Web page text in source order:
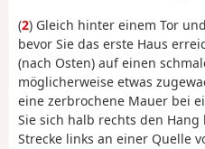
(2) Gleich hinter einem Tor
bevor Sie das erste Haus
(nach Osten) auf einen
möglicherweise etwas
eine zerbrochene Mauer bei
Sie sich halb rechts den
Strecke links an einer Quelle